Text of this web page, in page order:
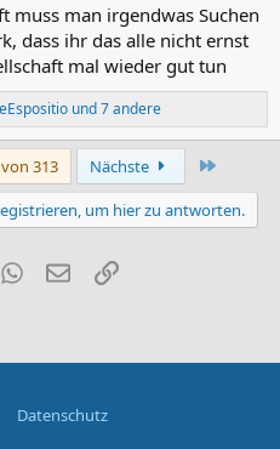
muss man irgendwas Suchen
dass ihr das alle nicht ernst
mal wieder gut tun
und 7 andere
313 Nächste
um hier zu antworten.
WhatsApp
E-MailLink
Datenschutz